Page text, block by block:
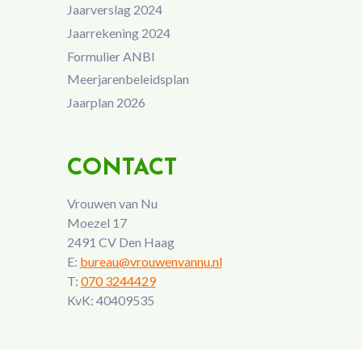
Jaarverslag 2024
Jaarrekening 2024
Formulier ANBI
Meerjarenbeleidsplan
Jaarplan 2026
CONTACT
Vrouwen van Nu
Moezel 17
2491 CV Den Haag
E: bureau@vrouwenvannu.nl
T: 070 3244429
KvK: 40409535